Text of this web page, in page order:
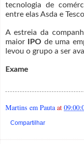
tecnologia de
entre elas Asda e
A estreia da
maior
IPO de uma
levou o grupo a ser
Exame
Martins em Pauta at
Compartilhar